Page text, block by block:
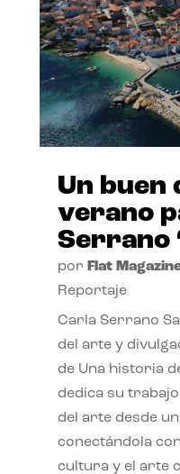
Un buen
verano
Serrano
por Flat
Reportaje
Carla Serrano
del arte y
de Una historia
dedica su
del arte desde
conectándola
cultura y el arte